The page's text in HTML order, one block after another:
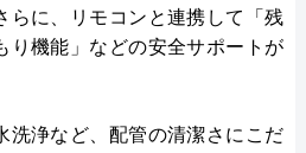
らに、リモコンと連携して「残
り機能」などの安全サポートが
洗浄など、配管の清潔さにこだ